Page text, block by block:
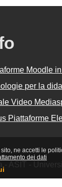
ne accetti le
dei dati
Moodle
per la
Video
Piattaforme
- ASIT -